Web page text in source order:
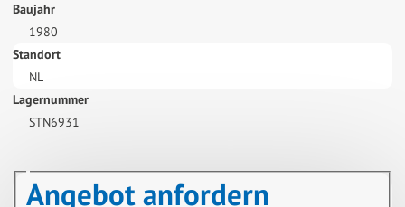
Baujahr
1980
Standort
NL
Lagernummer
STN6931
Angebot anfordern